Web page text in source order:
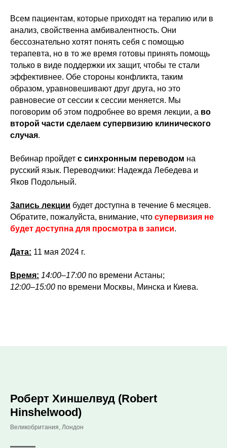
Всем пациентам, которые приходят на терапию или в
анализ, свойственна амбивалентность. Они
бессознательно хотят понять себя с помощью
терапевта, но в то же время готовы принять помощь
только в виде поддержки их защит, чтобы те стали
эффективнее. Обе стороны конфликта, таким
образом, уравновешивают друг друга, но это
равновесие от сессии к сессии меняется. Мы
поговорим об этом подробнее во время лекции, а во
второй части сделаем супервизию клинического
случая.
Вебинар пройдет с синхронным переводом на
русский язык. Переводчики: Надежда Лебедева и
Яков Подольный.
Запись лекции будет доступна в течение 6 месяцев.
Обратите, пожалуйста, внимание, что супервизия не
будет доступна для просмотра в записи.
Дата: 11 мая 2024 г.
Время: 14:00–17:00 по времени Астаны;
12:00–15:00 по времени Москвы, Минска и Киева.
Роберт Хиншелвуд (Robert
Hinshelwood)
Великобритания, Лондон